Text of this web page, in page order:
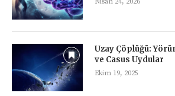
Uzay Çöplüğü:
ve Casus Uydular
Ekim 19, 2025